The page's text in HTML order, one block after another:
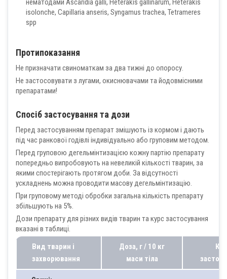
нематодами Ascaridia galli, Heterakis gallinarum, Heterakis
isolonche, Capillaria anseris, Syngamus trachea, Tetrameres
spp
Протипоказання
Не призначати свиноматкам за два тижні до опоросу.
Не застосовувати з лугами, окиснювачами та йодовмісними
препаратами!
Спосіб застосування та дози
Перед застосуванням препарат змішують із кормом і дають
під час ранкової годівлі індивідуально або груповим методом.
Перед груповою дегельмінтизацією кожну партію препарату
попередньо випробовують на невеликій кількості тварин, за
якими спостерігають протягом доби. За відсутності
ускладнень можна проводити масову дегельмінтизацію.
При груповому методі обробки загальна кількість препарату
збільшують на 5%.
Дози препарату для різних видів тварин та курс застосування
вказані в таблиці.
Вид тварин і
захворювання
Доза, г / 10 кг
маси тіла